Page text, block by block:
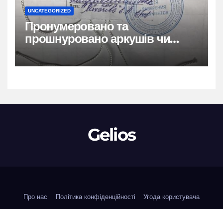
UNCATEGORIZED
Пронумеровано та
прошнуровано аркушів чи
сторінок: повний гайд
Gelios
Про нас Політика конфіденційності Угода користувача